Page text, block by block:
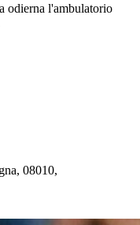
odierna l'ambulatorio
08010,